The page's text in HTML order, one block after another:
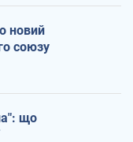
новий
союзу
що